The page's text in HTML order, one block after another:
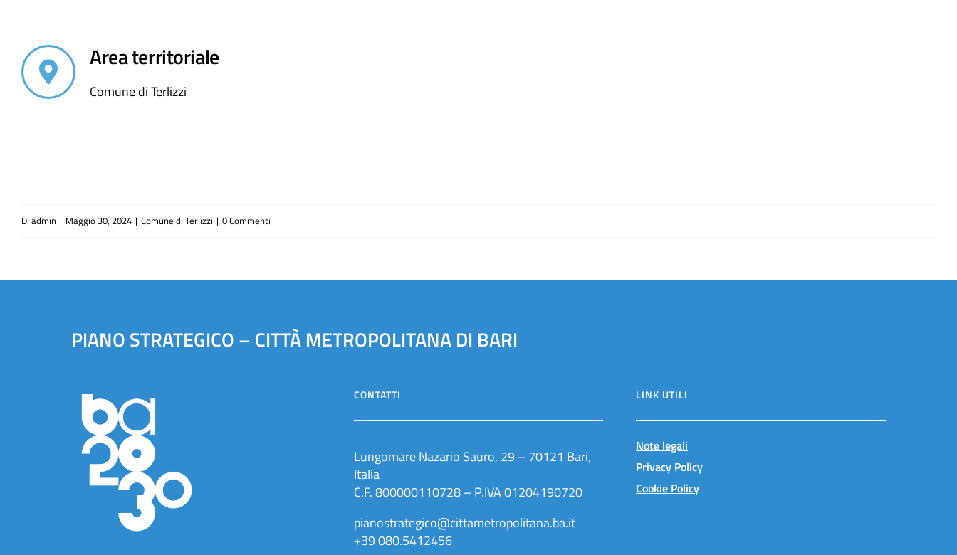
Area territoriale
Comune di Terlizzi
Di admin | Maggio 30, 2024 | Comune di Terlizzi | 0 Commenti
PIANO STRATEGICO – CITTÀ METROPOLITANA DI BARI
CONTATTI
Lungomare Nazario Sauro, 29 – 70121 Bari,
Italia
C.F. 800000110728 – P.IVA 01204190720
pianostrategico@cittametropolitana.ba.it
+39 080.5412456
LINK UTILI
Note legali
Privacy Policy
Cookie Policy